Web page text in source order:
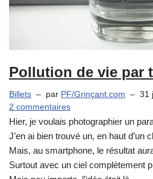
Pollution de vie par
Billets par PF/Grinçant.com
31
2 commentaires
Hier, je voulais photographier un
J’en ai bien trouvé un, en haut d’un
Mais, au smartphone, le résultat
Surtout avec un ciel complètement